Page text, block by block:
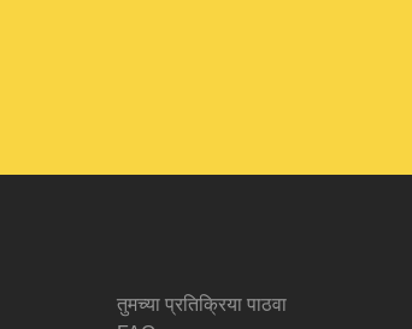
तुमच्या प्रतिक्रिया पाठवा